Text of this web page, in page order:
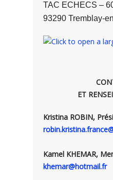
TAC ECHECS –
93290 Tremblay-
ET
Kristina ROBIN,
Kamel KHEMAR,
khemar@hotmail.fr